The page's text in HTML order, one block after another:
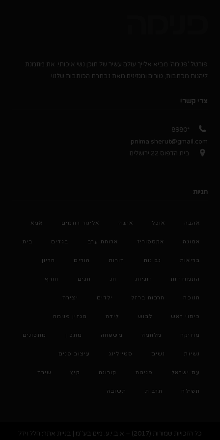
פורטל 'פנימה' מביא אלייך עולם עשיר של תוכן נשי איכותי. את מוזמנת
ליהנות מכתבות, טורים ומגזינים מאת נבחרת הכותבות שלנו!
צרי קשר!
*8980
pnima.sherut@gmail.com
בית הדפוס 22 ירושלים
תגיות
אהבה אוכל אישה אלינור רחמים אמא
אמונה אקססוריז ארוחת ערב בגדים בית
בריאות גבינות הורות הורים הריון
התמודדות זוגיות חג חגים חורף
חנוכה חרבות ברזל ילדים יצירה
כיסוי ראש לבוש לידה מגזין פנימה
מוזיקה מלחמה משפחה מתכון מתכונים
נשיות נשים סטיילינג עיצוב פנים
עם ישראל פנימה קורונה קיץ שירה
תפילה תרבות תשובה
כל הזכויות שמורות (2017) – א.ב.י.ע. מים בע"מ | בניית אתר: הלל וידל